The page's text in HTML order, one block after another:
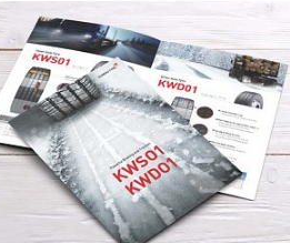
금호타이어 겨울용타이어 리플릿